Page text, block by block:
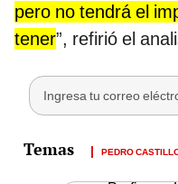
pero no tendrá el
tener”, refirió el
PEDRO